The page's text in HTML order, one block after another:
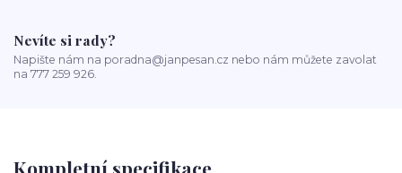
Nevíte si rady?
Napište nám na poradna@janpesan.cz nebo nám můžete zavolat
na 777 259 926.
Kompletní specifikace